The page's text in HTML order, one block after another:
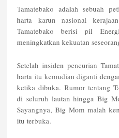
Tamatebako adalah sebuah
harta karun nasional
Tamatebako berisi pil
meningkatkan kekuatan
Setelah insiden pencurian
harta itu kemudian diganti
ketika dibuka. Rumor tentang
di seluruh lautan hingga Big
Sayangnya, Big Mom malah
itu terbuka.